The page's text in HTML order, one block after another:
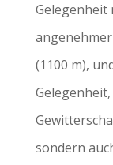
Gelegenheit
(1100 m),
sondern